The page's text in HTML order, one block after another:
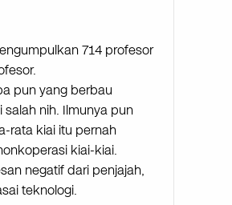
714 profesor
pun yang berbau
nih. Ilmunya pun
rata kiai itu pernah
kiai-kiai.
negatif dari penjajah,
teknologi.